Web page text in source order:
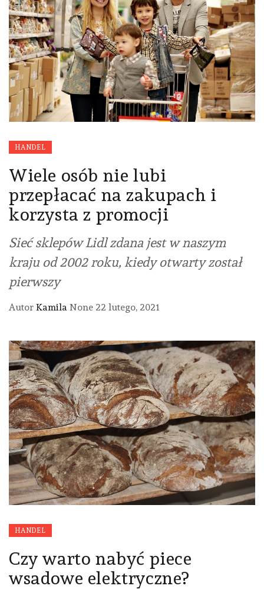
HANDEL
Wiele osób nie lubi
przepłacać na zakupach i
korzysta z promocji
Sieć sklepów Lidl zdana jest w naszym
kraju od 2002 roku, kiedy otwarty został
pierwszy
Autor Kamila None 22 lutego, 2021
HANDEL
Czy warto nabyć piece
wsadowe elektryczne?